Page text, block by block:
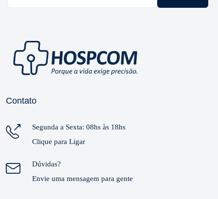
Contato
Segunda a Sexta: 08hs às 18hs
Clique para Ligar
Dúvidas?
Envie uma mensagem para gente